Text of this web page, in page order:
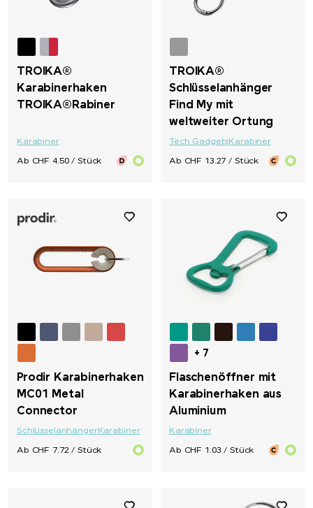
TROIKA®
Karabinerhaken
TROIKA®Rabiner
Karabiner
Ab CHF 4.50 / Stück
TROIKA®
Schlüsselanhänger
Find My mit
weltweiter Ortung
Tech GadgetsKarabiner
Ab CHF 13.27 / Stück
Prodir Karabinerhaken
MC01 Metal
Connector
SchlüsselanhängerKarabiner
Ab CHF 7.72 / Stück
+ 7
Flaschenöffner mit
Karabinerhaken aus
Aluminium
Karabiner
Ab CHF 1.03 / Stück